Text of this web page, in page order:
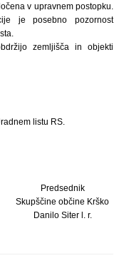
v upravnem postopku.
je posebno pozornost
zemljišča in objekti
listu RS.
Predsednik
Skupščine občine Krško
Danilo Siter l. r.